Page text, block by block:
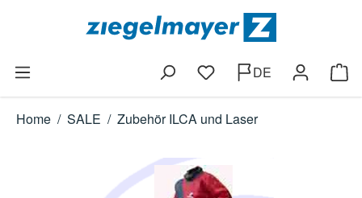
Zum Hauptinhalt springen
Du hast 0 Produkte auf
DE
Home / SALE / Zubehör ILCA und Laser
Bildergalerie überspringen